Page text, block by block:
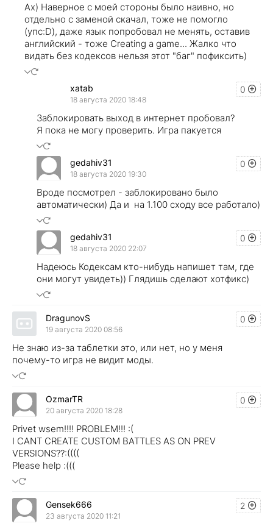
Ах) Наверное с моей стороны было наивно, но
отдельно с заменой скачал, тоже не помогло
(упс:D), даже язык попробовал не менять, оставив
английский - тоже Creating a game... Жалко что
видать без кодексов нельзя этот "баг" пофиксить)
0
xatab
18 августа 2020 18:48
Заблокировать выход в интернет пробовал?
Я пока не могу проверить. Игра пакуется
0
gedahiv31
18 августа 2020 19:30
Вроде посмотрел - заблокировано было
автоматически) Да и на 1.100 сходу все работало)
0
gedahiv31
18 августа 2020 22:07
Надеюсь Кодексам кто-нибудь напишет там, где
они могут увидеть)) Глядишь сделают хотфикс)
0
DragunovS
19 августа 2020 08:56
Не знаю из-за таблетки это, или нет, но у меня
почему-то игра не видит моды.
0
OzmarTR
20 августа 2020 18:28
Privet wsem!!!! PROBLEM!!! :(
I CANT CREATE CUSTOM BATTLES AS ON PREV
VERSIONS??:((((
Please help :(((
2
Gensek666
23 августа 2020 11:21